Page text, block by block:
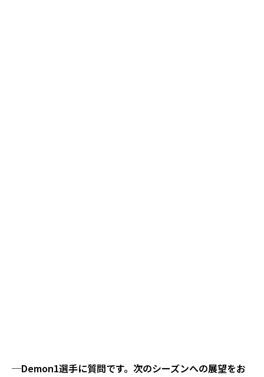
─Demon1選手に質問です。次のシーズンへの展望をお